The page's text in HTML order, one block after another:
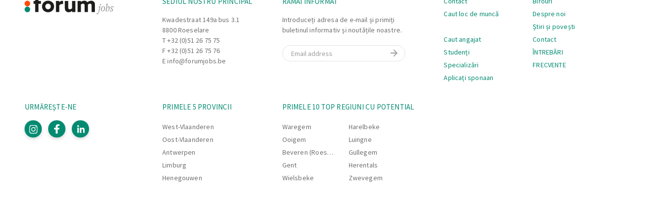
asigura un proces de incarcare eficient.
Identificarea eventualelor probleme in timpul incarcarii sau cu
camioanele si raportarea acestora sefului direct.
Flexibilitatea de a aborda diferite tipuri de incarcaturi si
proiecte, fiecare camion fiind un proiect unic.
Kwadestraat 149a bus 3.1
8800 Roeselare
T+32 (0)51 26 75 75
F +32 (0)51 26 75 76
Einfo@forumjobs.be
Introduceți adresa de e-mail și primiți
buletinul informativ și noutățile noastre.
Email
Caut loc de muncă
Caut angajat
Studenți
Specializări
Aplicați sponaan
Despre noi
Știri și povești
Contact
ÎNTREBĂRI
FRECVENTE
PRIMELE 5 PROVINCII
West-Vlaanderen
Oost-Vlaanderen
Antwerpen
Limburg
Henegouwen
PRIMELE 10 TOP REGIUNI CU POTENTIAL
Waregem
Ooigem
Beveren (Roeselare)
Gent
Wielsbeke
Harelbeke
Luingne
Gullegem
Herentals
Zwevegem
URMĂREȘTE-NE